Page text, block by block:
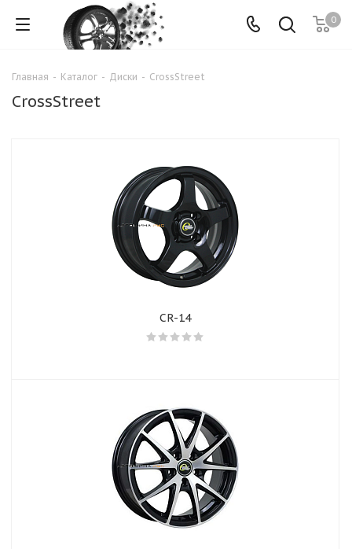
0
Главная - Каталог - Диски - CrossStreet
CrossStreet
CR-14